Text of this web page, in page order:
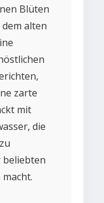
Blüten
alten
zarte
mit
die
beliebten